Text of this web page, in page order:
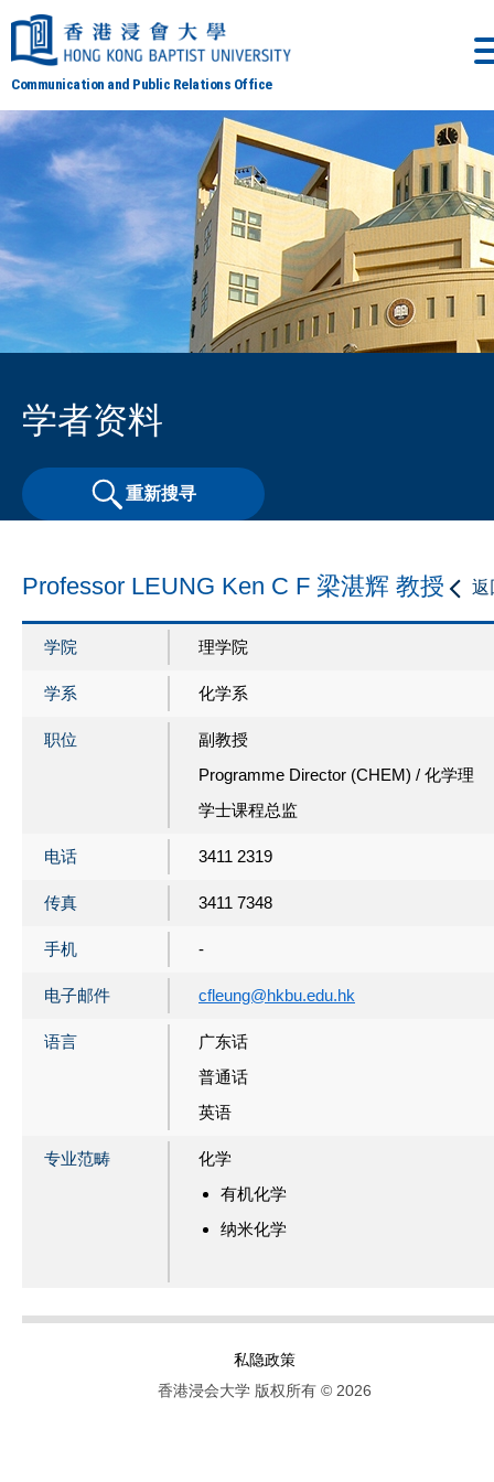
Communication and Public Relations Office
学者资料
重新搜寻
返
Professor LEUNG Ken C F 梁湛辉 教授
学院 理学院
学系 化学系
职位
副教授
Programme Director (CHEM) / 化学理
学士课程总监
电话 3411 2319
传真 3411 7348
手机 -
电子邮件 cfleung@hkbu.edu.hk
语言
广东话
普通话
英语
专业范畴
化学
有机化学
纳米化学
私隐政策
香港浸会大学 版权所有 © 2026